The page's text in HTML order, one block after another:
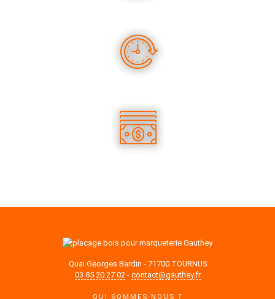
Quai Georges Bardin - 71700 TOURNUS
03 85 20 27 02- contact@gauthey.fr
QUI SOMMES-NOUS ?